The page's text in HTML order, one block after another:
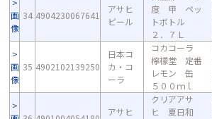
画
像
34 4904230067641
アサヒ
ビール
度 甲 ペッ
トボトル
２．７Ｌ
画
像
35 4902102139250
日本コ
カ・コ
ーラ
コカコーラ
檸檬堂 定番
レモン 缶
５００ｍｌ
アサヒ
クリアアサ
ヒ 夏日和